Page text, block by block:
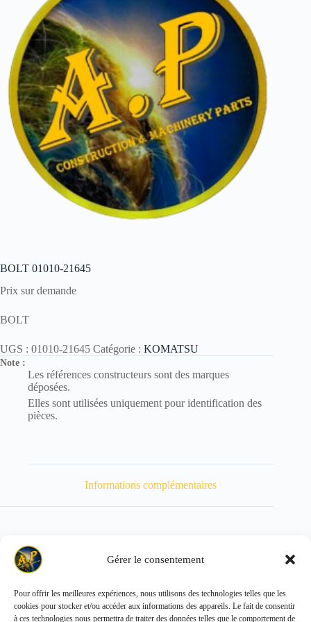
Gérer le consentement
Pour offrir les meilleures expériences, nous utilisons des technologies telles que les
cookies pour stocker et/ou accéder aux informations des appareils. Le fait de consentir
à ces technologies nous permettra de traiter des données telles que le comportement de
BOLT 01010-21645
Prix sur demande
BOLT
UGS : 01010-21645 Catégorie : KOMATSU
Note :
Les références constructeurs sont des marques
déposées.
Elles sont utilisées uniquement pour identification des
pièces.
Informations complémentaires
Poids 100 kg
Copyright © 2026 - ALL PARTS FRANCE SAS